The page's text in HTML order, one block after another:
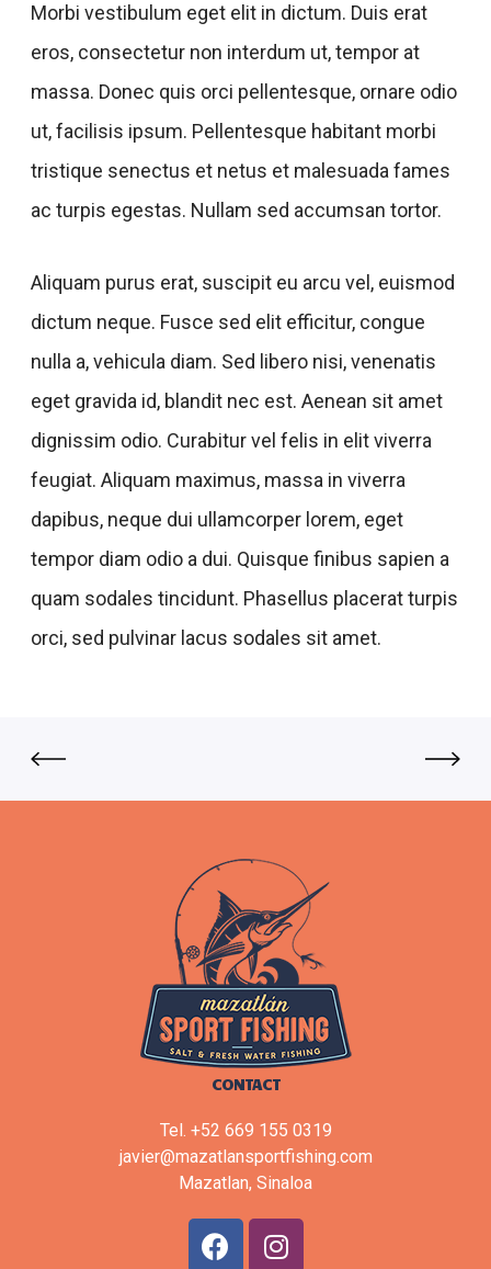
Morbi vestibulum eget elit in dictum. Duis erat
eros, consectetur non interdum ut, tempor at
massa. Donec quis orci pellentesque, ornare odio
ut, facilisis ipsum. Pellentesque habitant morbi
tristique senectus et netus et malesuada fames
ac turpis egestas. Nullam sed accumsan tortor.
Aliquam purus erat, suscipit eu arcu vel, euismod
dictum neque. Fusce sed elit efficitur, congue
nulla a, vehicula diam. Sed libero nisi, venenatis
eget gravida id, blandit nec est. Aenean sit amet
dignissim odio. Curabitur vel felis in elit viverra
feugiat. Aliquam maximus, massa in viverra
dapibus, neque dui ullamcorper lorem, eget
tempor diam odio a dui. Quisque finibus sapien a
quam sodales tincidunt. Phasellus placerat turpis
orci, sed pulvinar lacus sodales sit amet.
CONTACT
Tel. +52 669 155 0319
javier@mazatlansportfishing.com
Mazatlan, Sinaloa